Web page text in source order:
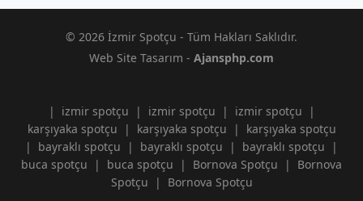
© 2026 İzmir Spotçu - Tüm Hakları Saklıdır.
Web Site Tasarım - Ajansphp.com
| izmir spotçu | izmir spotçu | izmir spotçu
|
karşıyaka spotçu
| karşıyaka spotçu |
karşıyaka spotçu
|
bayraklı spotçu | bayraklı spotçu | bayraklı spotçu
|
buca spotçu
| buca spotçu | Bornova Spotçu |
Bornova
Spotçu
| Bornova Spotçu